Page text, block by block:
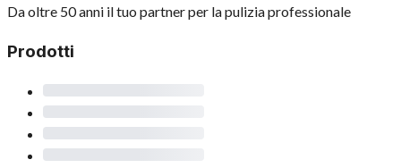
Da oltre 50 anni il tuo partner per la pulizia professionale
Prodotti